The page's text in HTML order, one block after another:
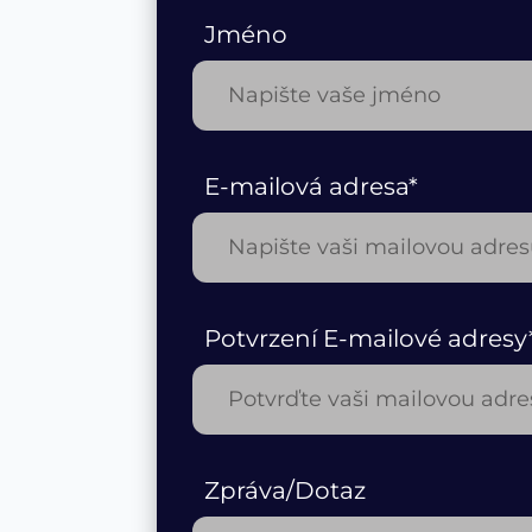
Jméno
E-mailová adresa*
Potvrzení E-mailové
Zpráva/Dotaz